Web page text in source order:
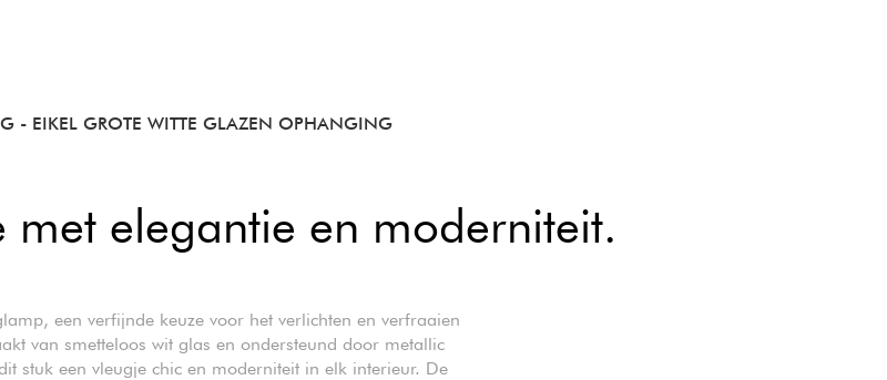
- EIKEL GROTE WITTE GLAZEN OPHANGING
met elegantie en moderniteit.
een verfijnde keuze voor het verlichten en verfraaien
van smetteloos wit glas en ondersteund door metallic
stuk een vleugje chic en moderniteit in elk interieur. De